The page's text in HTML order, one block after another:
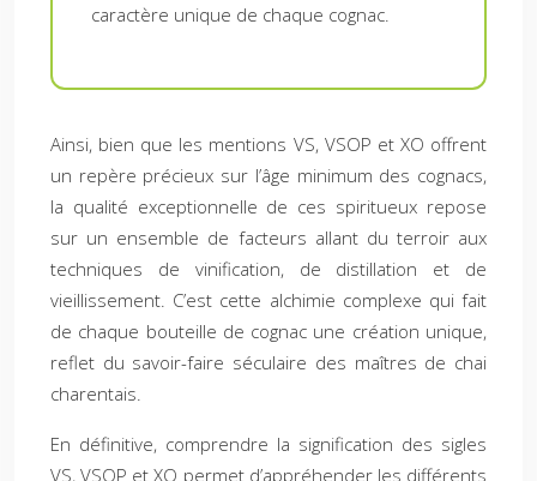
caractère unique de chaque cognac.
Ainsi, bien que les mentions VS, VSOP et XO offrent
un repère précieux sur l’âge minimum des cognacs,
la qualité exceptionnelle de ces spiritueux repose
sur un ensemble de facteurs allant du terroir aux
techniques de vinification, de distillation et de
vieillissement. C’est cette alchimie complexe qui fait
de chaque bouteille de cognac une création unique,
reflet du savoir-faire séculaire des maîtres de chai
charentais.
En définitive, comprendre la signification des sigles
VS, VSOP et XO permet d’appréhender les différents